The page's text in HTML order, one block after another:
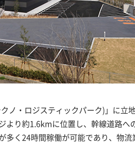
ノ・ロジスティックパーク)」に立
より約1.6kmに位置し、幹線道路へ
多く24時間稼働が可能であり、物流